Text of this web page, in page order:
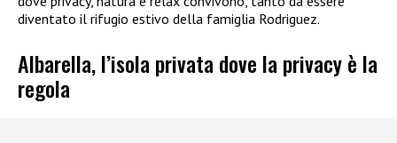
diventato il rifugio estivo della famiglia Rodriguez.
Albarella, l’isola privata dove la privacy è la
regola